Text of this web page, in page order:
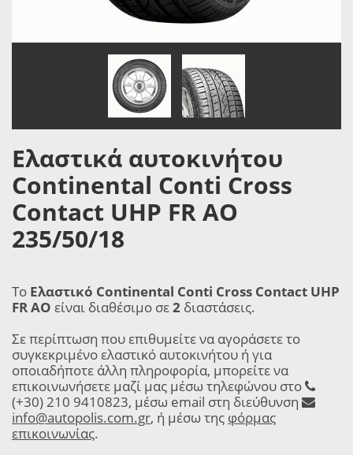
Ελαστικά αυτοκινήτου
Continental Conti Cross
Contact UHP FR AO
235/50/18
Το Ελαστικό Continental Conti Cross Contact UHP
FR AO είναι διαθέσιμο σε2 διαστάσεις.
Σε περίπτωση που επιθυμείτε να αγοράσετε το
συγκεκριμένο ελαστικό αυτοκινήτου ή για
οποιαδήποτε άλλη πληροφορία, μπορείτε να
επικοινωνήσετε μαζί μας μέσω τηλεφώνου στο
(+30) 210 9410823, μέσω email στη διεύθυνση
info@autopolis.com.gr, ή μέσω της φόρμας
επικοινωνίας.